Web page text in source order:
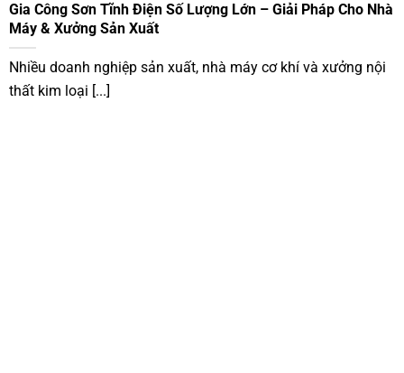
Gia Công Sơn Tĩnh Điện Số Lượng Lớn – Giải Pháp Cho Nhà
Máy & Xưởng Sản Xuất
Nhiều doanh nghiệp sản xuất, nhà máy cơ khí và xưởng nội
thất kim loại [...]